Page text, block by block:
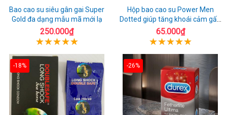
Bao cao su siêu gân gai Super
Gold đa dạng mẫu mã mới lạ
250.000₫
Hộp bao cao su Power Men
Dotted giúp tăng khoái cảm gấp
đôi
65.000₫
-18% -26%